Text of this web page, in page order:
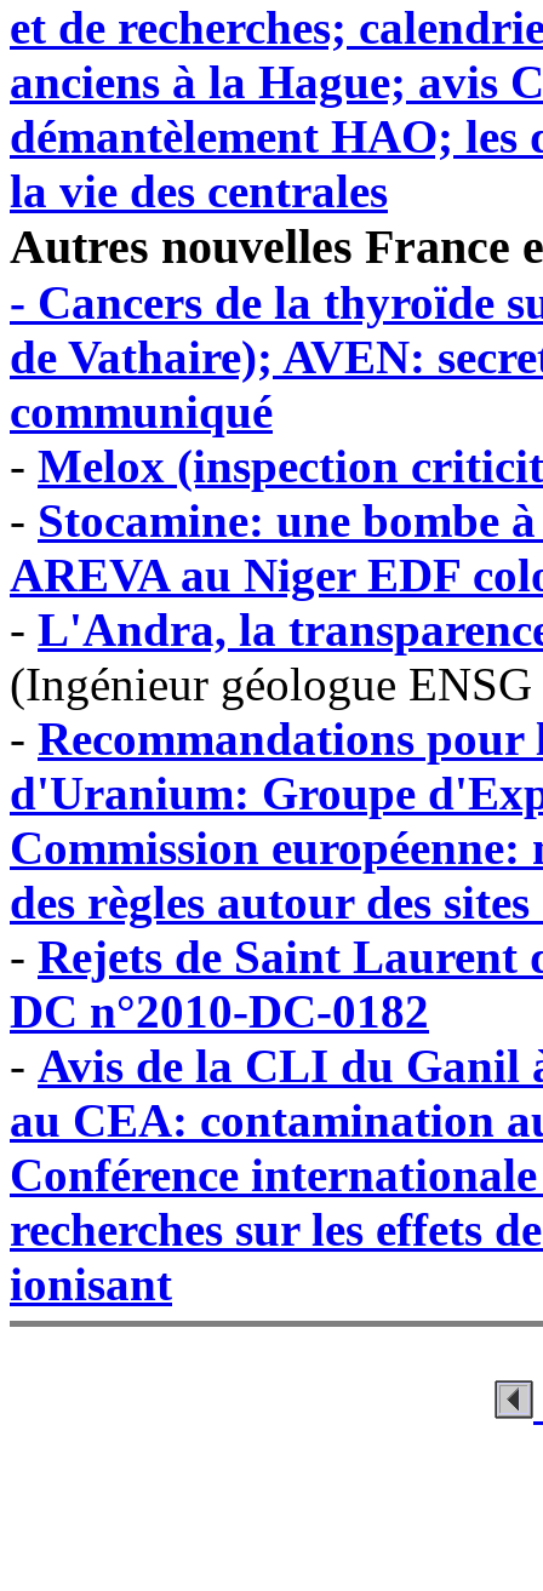
et de recherches;
anciens à la Hague; avis
démantèlement HAO; les
la vie des centrales
Autres nouvelles France
- Cancers de la thyroïde
de Vathaire); AVEN:
communiqué
- Melox (inspection
- Stocamine: une bombe
AREVA au Niger EDF
- L'Andra, la
(Ingénieur géologue
- Recommandations pour
d'Uranium: Groupe
Commission européenne:
des règles autour des
- Rejets de Saint Laurent
DC n°2010-DC-0182
- Avis de la CLI du Ganil
au CEA: contamination
Conférence
recherches sur les effets
ionisant